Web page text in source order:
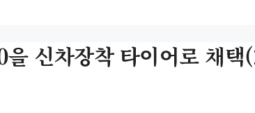
신차장착 타이어로 채택